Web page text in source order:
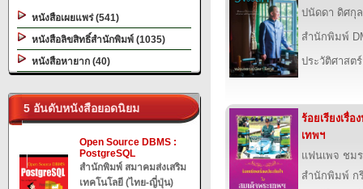
หนังสือเผยแพร่ (541)
หนังสือลิขสิทธิ์สำนักพิมพ์ (1035)
หนังสือหายาก (40)
5 อันดับหนังสือยอดนิยม
Open Source DBMS :
PostgreSQL
สำนักพิมพ์ สมาคมส่งเสริม
เทคโนโลยี (ไทย-ญี่ปุ่น)
ปนัดดา ดิศกุ
สำนักพิมพ์
ประวัติศาสต
ร้อยเรียงเรื่อ
เทพฯ
แฟนเพจ ชม
สำนักพิมพ์